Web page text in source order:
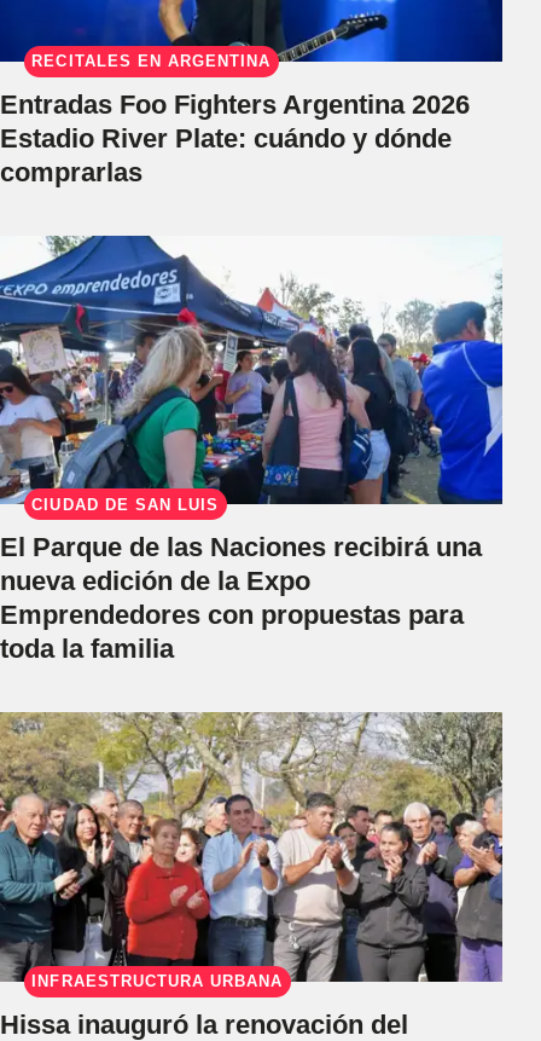
RECITALES EN ARGENTINA
Entradas Foo Fighters Argentina 2026
Estadio River Plate: cuándo y dónde
comprarlas
CIUDAD DE SAN LUIS
El Parque de las Naciones recibirá una
nueva edición de la Expo
Emprendedores con propuestas para
toda la familia
INFRAESTRUCTURA URBANA
Hissa inauguró la renovación del